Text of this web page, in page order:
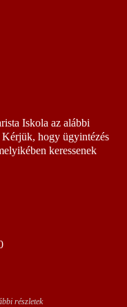
Iskola az alábbi
hogy ügyintézés
keressenek
részletek